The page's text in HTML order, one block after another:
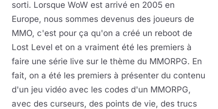
sorti. Lorsque WoW est arrivé en 2005 en
Europe, nous sommes devenus des joueurs de
MMO, c'est pour ça qu'on a créé un reboot de
Lost Level et on a vraiment été les premiers à
faire une série live sur le thème du MMORPG. En
fait, on a été les premiers à présenter du contenu
d'un jeu vidéo avec les codes d'un MMORPG,
avec des curseurs, des points de vie, des trucs